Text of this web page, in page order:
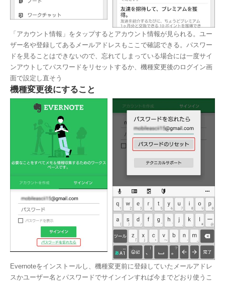
「アカウント情報」をタップするとアカウント情報が見られる。ユー
ザー名や登録してあるメールアドレスもここで確認できる。パスワー
ドを見ることはできないので、忘れてしまっている場合には一度サイ
ンアウトしてパスワードをリセットするか、機種変更後のログイン画
面で設定し直そう
機種変更後にすること
Evernoteをインストールし、機種変更前に登録していたメールアドレ
スかユーザー名とパスワードでサインインすれば今までどおり使うこ